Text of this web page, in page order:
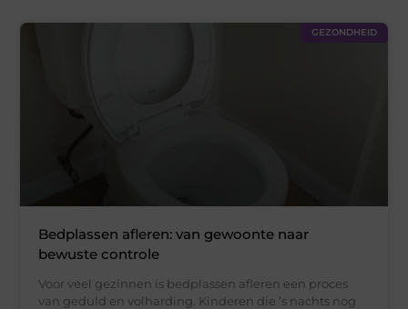
GEZONDHEID
Bedplassen afleren: van gewoonte naar
bewuste controle
Voor veel gezinnen is bedplassen afleren een proces
van geduld en volharding. Kinderen die ’s nachts nog